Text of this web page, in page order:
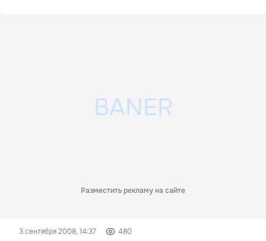
Разместить рекламу на сайте
3 сентября 2008, 14:37 480